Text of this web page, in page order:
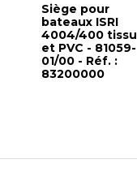
Siège pour
bateaux ISRI
4004/400 tissu
et PVC - 81059-
01/00 - Réf. :
83200000